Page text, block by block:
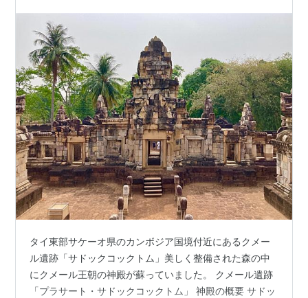
タイ東部サケーオ県のカンボジア国境付近にあるクメー
ル遺跡「サドックコックトム」美しく整備された森の中
にクメール王朝の神殿が蘇っていました。 クメール遺跡
「プラサート・サドックコックトム」 神殿の概要 サドッ